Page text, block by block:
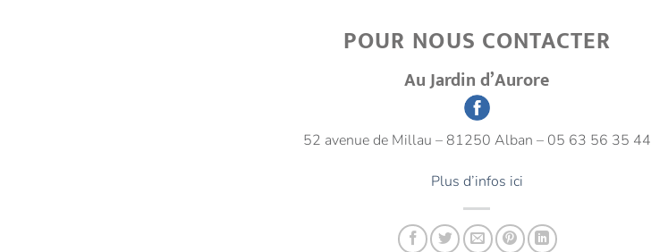
POUR NOUS CONTACTER
Au Jardin d’Aurore
52 avenue de Millau – 81250 Alban – 05 63 56 35 44
Plus d’infos ici